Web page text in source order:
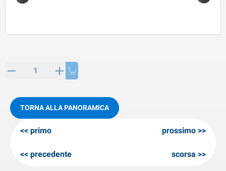
di AL-KO
TORNA ALLA PANORAMICA
primo
precedente
prossimo
scorsa